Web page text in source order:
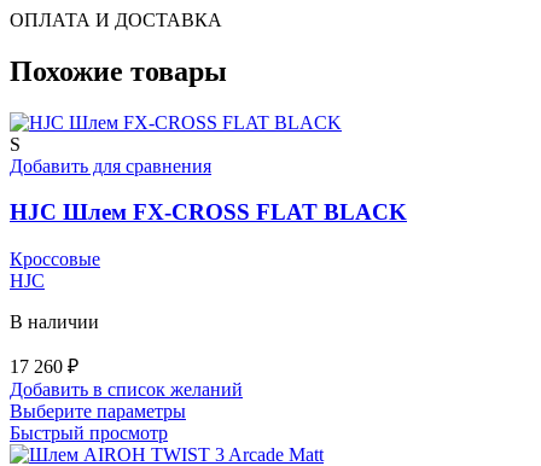
ОПЛАТА И ДОСТАВКА
Похожие товары
S
Добавить для сравнения
HJC Шлем FX-CROSS FLAT BLACK
Кроссовые
HJC
В наличии
17 260 ₽
Добавить в список желаний
Выберите параметрыЭтот
имеет
Быстрый просмотр